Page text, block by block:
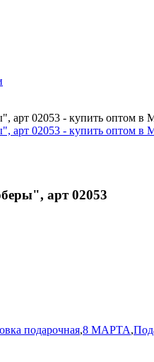
арт 02053
подарочная,8 МАРТА,